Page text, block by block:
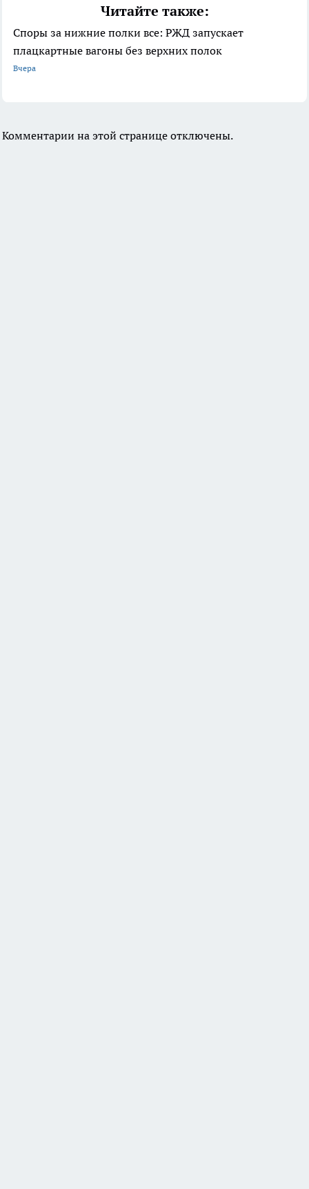
Читайте также:
Споры за нижние полки все: РЖД запускает
плацкартные вагоны без верхних полок
Вчера
Комментарии на этой странице отключены.